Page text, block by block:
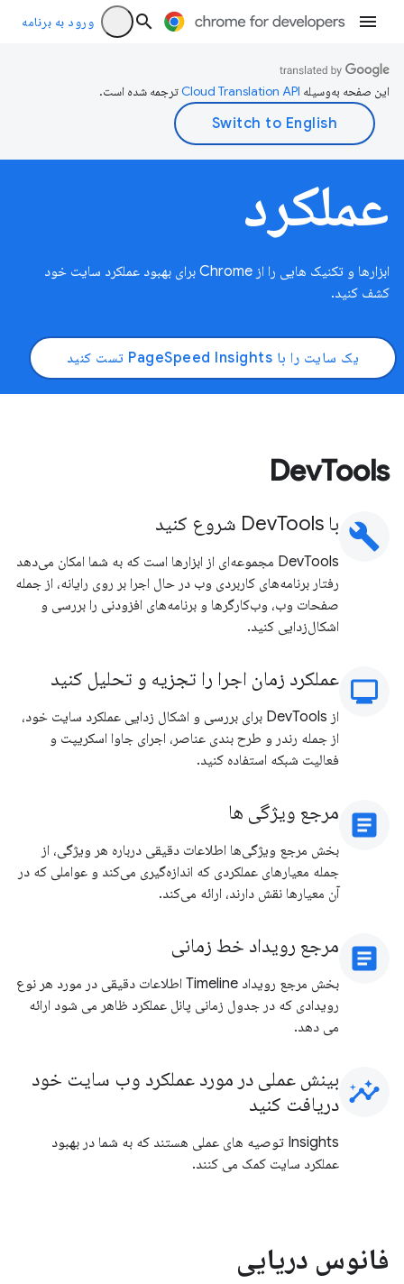
ورود به برنامه
این صفحه به‌وسیله ترجمه شده است.
عملکرد
ابزارها و تکنیک هایی را از Chrome برای بهبود عملکرد سایت خود
کشف کنید.
یک سایت را با PageSpeed ​​Insights تست کنید
DevTools
build با DevTools شروع کنید
DevTools مجموعه‌ای از ابزارها است که به شما امکان می‌دهد
رفتار برنامه‌های کاربردی وب در حال اجرا بر روی رایانه، از جمله
صفحات وب، وب‌کارگرها و برنامه‌های افزودنی را بررسی و
اشکال‌زدایی کنید.
عملکرد زمان اجرا را تجزیه و تحلیل کنید
از DevTools برای بررسی و اشکال زدایی عملکرد سایت خود،
از جمله رندر و طرح بندی عناصر، اجرای جاوا اسکریپت و
فعالیت شبکه استفاده کنید.
article مرجع ویژگی ها
بخش مرجع ویژگی‌ها اطلاعات دقیقی درباره هر ویژگی، از
جمله معیارهای عملکردی که اندازه‌گیری می‌کند و عواملی که در
آن معیارها نقش دارند، ارائه می‌کند.
article مرجع رویداد خط زمانی
بخش مرجع رویداد Timeline اطلاعات دقیقی در مورد هر نوع
رویدادی که در جدول زمانی پانل عملکرد ظاهر می شود ارائه
می دهد.
insights بینش عملی در مورد عملکرد وب سایت خود
دریافت کنید
Insights توصیه های عملی هستند که به شما در بهبود
عملکرد سایت کمک می کنند.
فانوس دریایی